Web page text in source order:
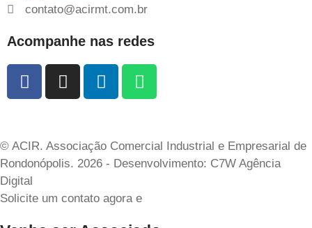
contato@acirmt.com.br
Acompanhe nas redes
© ACIR. Associação Comercial Industrial e Empresarial de
Rondonópolis. 2026 - Desenvolvimento: C7W Agência
Digital
Solicite um contato agora e